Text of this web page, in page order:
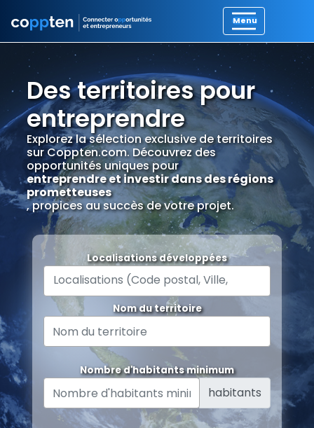
Des territoires pour
entreprendre
Explorez la sélection exclusive de territoires
sur Coppten.com. Découvrez des
opportunités uniques pour
entreprendre et investir dans des régions
prometteuses
, propices au succès de votre projet.
Localisations développées
Nom du territoire
Nombre d'habitants minimum
habitants